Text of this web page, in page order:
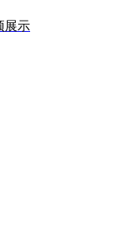
展示